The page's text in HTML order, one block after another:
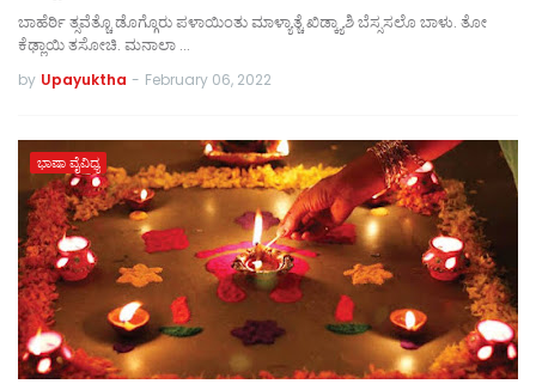
ಬಾಹೆರ್ಠಿ ತ್ಸವೆತ್ಚೊ ಡೊಗ್ಗೊರು ಪಳಾಯಿಂತು ಮಾಳ್ಯಾತ್ಚೆ ಖಿಡ್ಕ್ಯಾಶಿ ಬೆಸ್ಸಸಲೊ ಬಾಳು. ತೋ
ಕೆಢ್ಲಾಯಿ ತಸೋಚಿ. ಮನಾಲಾ …
by Upayuktha - February 06, 2022
ಭಾಷಾ ವೈವಿಧ್ಯ